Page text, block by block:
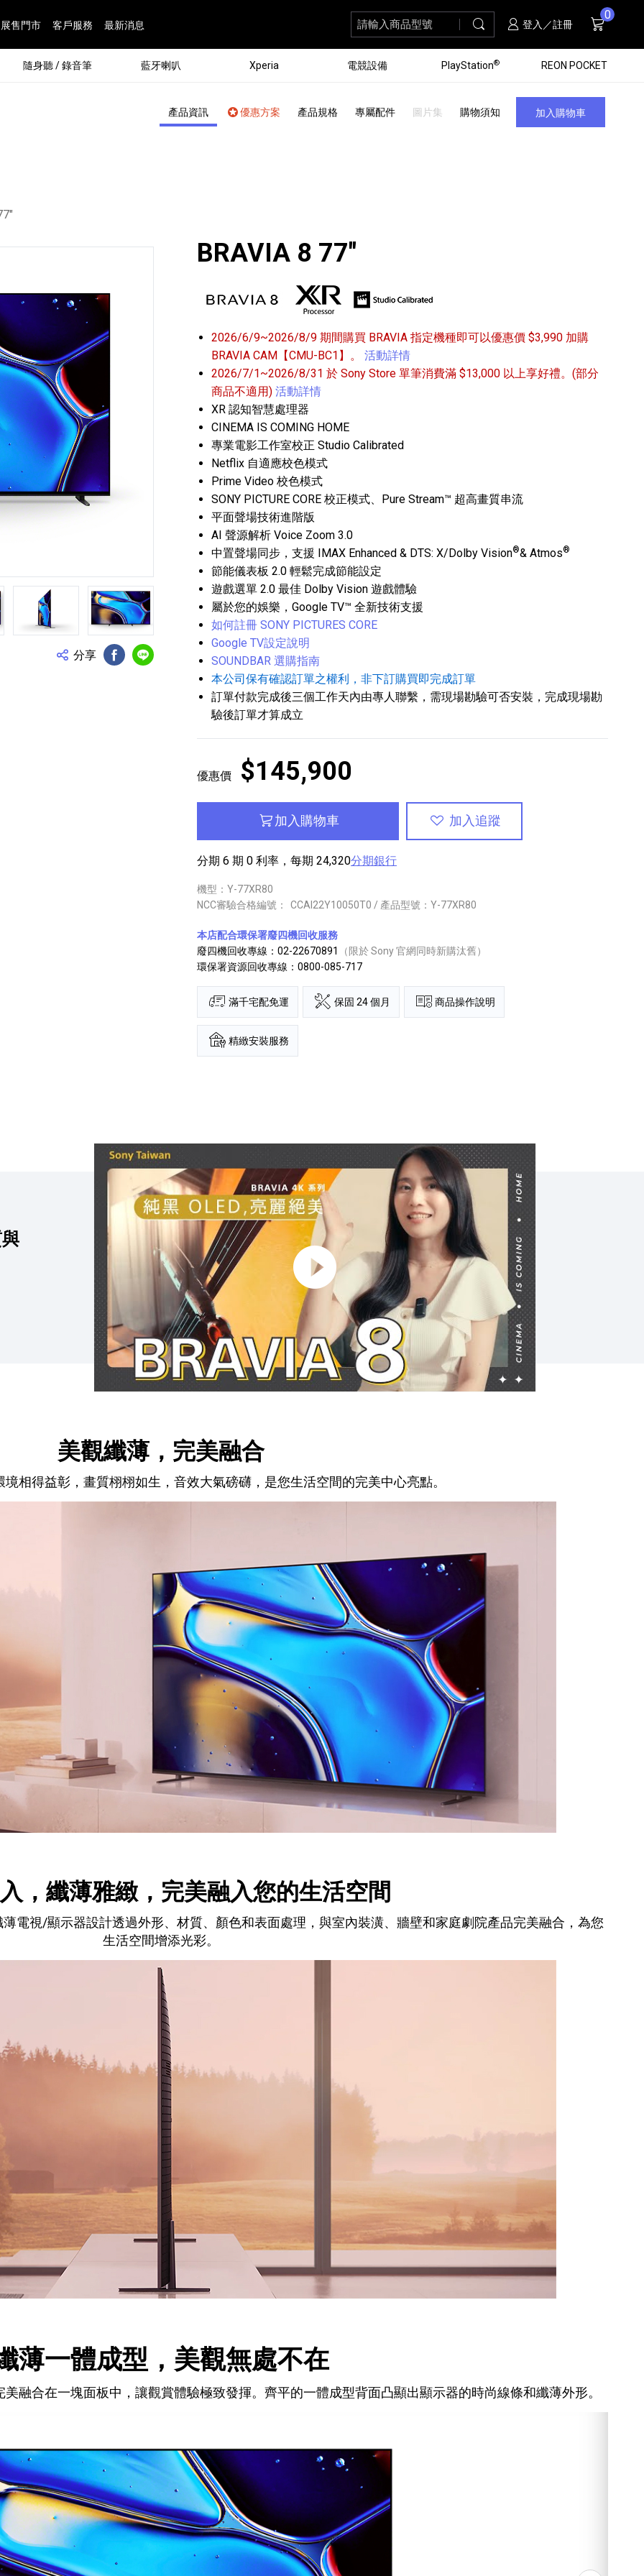
展售門市 客戶服務 最新消息 請輸入商品型號 搜尋 登入／註冊 購物車
0
項商品
院 25 BRAVIA 專屬配件 9 個產品 黑膠唱盤
頭 86 α 專屬配件 143 個產品 ZV 數位相機
風 / 收錄音組 數位攝影機 / 配件 33個產品
件 15
隨身聽 / 錄音筆
專屬配件 錄音筆 / 配件 7 個產品
藍牙喇叭 Xperia
專用配件
電競設備
電競耳機 INZONE 電競周邊 7 個產品
PlayStation®
®遊戲軟體
REON POCKET
產品資訊 優惠方案 產品規格 專屬配件 圖片集 購物須知 加入購物車
第5張 第6張
分享
FB分享Line分享
BRAVIA 8 77"
2026/6/9~2026/8/9 期間購買 BRAVIA 指定機種即可以優惠價 $3,990 加購
BRAVIA CAM【CMU-BC1】。
活動詳情
2026/7/1~2026/8/31 於 Sony Store 單筆消費滿 $13,000 以上享好禮。(部分
商品不適用) 活動詳情
XR 認知智慧處理器
CINEMA IS COMING HOME
專業電影工作室校正 Studio Calibrated
Netflix 自適應校色模式
Prime Video 校色模式
SONY PICTURE CORE 校正模式、Pure Stream™ 超高畫質串流
平面聲場技術進階版
AI 聲源解析 Voice Zoom 3.0
中置聲場同步，支援 IMAX Enhanced & DTS: X/Dolby Vision®& Atmos®
節能儀表板 2.0 輕鬆完成節能設定
遊戲選單 2.0 最佳 Dolby Vision 遊戲體驗
屬於您的娛樂，Google TV™ 全新技術支援
如何註冊 SONY PICTURES CORE
Google TV設定說明
SOUNDBAR 選購指南
本公司保有確認訂單之權利，非下訂購買即完成訂單
訂單付款完成後三個工作天內由專人聯繫，需現場勘驗可否安裝，完成現場勘
驗後訂單才算成立
優惠價 $145,900
加入購物車 加入追蹤
分期 6 期 0 利率，每期 24,320分期銀行
機型：Y-77XR80
NCC審驗合格編號：
CCAI22Y10050T0 / 產品型號：Y-77XR80
本店配合環保署廢四機回收服務
廢四機回收專線：02-22670891
（限於 Sony 官網同時新購汰舊）
環保署資源回收專線：0800-085-717
滿千宅配免運 保固 24 個月 商品操作說明
精緻安裝服務
點擊播放：全新 BRAVIA 8 來了 ! 極致音畫質與纖薄設計的完美結合
美觀纖薄，完美融合
相得益彰，畫質栩栩如生，音效大氣磅礴，是您生活空間的完美中心亮點。
，纖薄雅緻，完美融入您的生活空間
電視/顯示器設計透過外形、材質、顏色和表面處理，與室內裝潢、牆壁和家庭劇院產品完美融合，為您
生活空間增添光彩。
薄一體成型，美觀無處不在
融合在一塊面板中，讓觀賞體驗極致發揮。齊平的一體成型背面凸顯出顯示器的時尚線條和纖薄外形。